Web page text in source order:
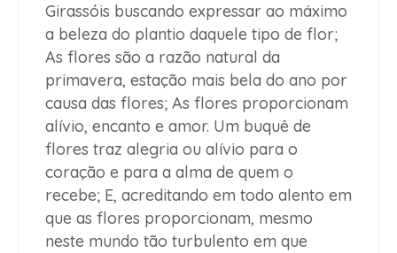
Girassóis buscando expressar ao máximo
a beleza do plantio daquele tipo de flor;
As flores são a razão natural da
primavera, estação mais bela do ano por
causa das flores; As flores proporcionam
alívio, encanto e amor. Um buquê de
flores traz alegria ou alívio para o
coração e para a alma de quem o
recebe; E, acreditando em todo alento em
que as flores proporcionam, mesmo
neste mundo tão turbulento em que